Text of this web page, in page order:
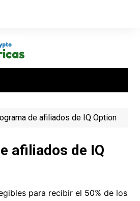
de afiliados de IQ Option
afiliados de IQ
para recibir el 50% de los